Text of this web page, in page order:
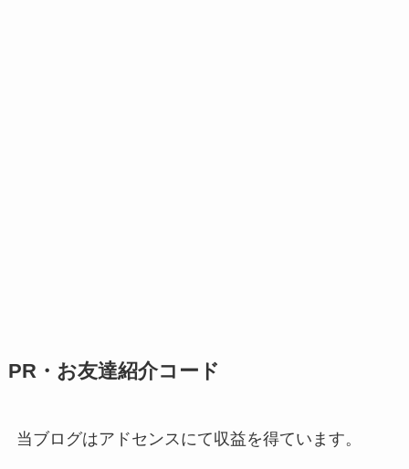
PR・お友達紹介コード
当ブログはアドセンスにて収益を得ています。